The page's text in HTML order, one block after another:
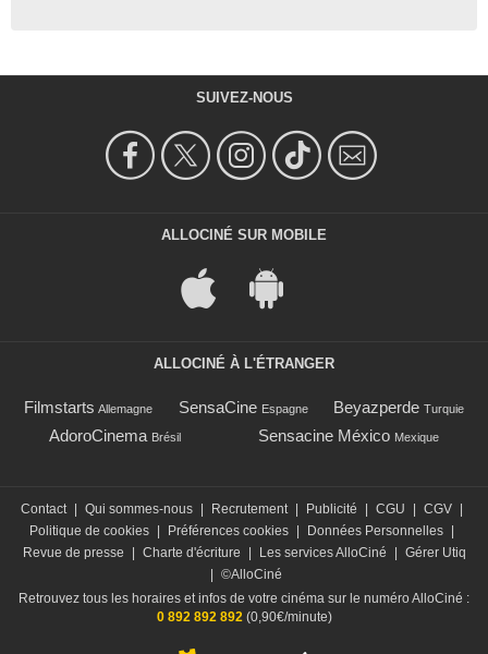
SUIVEZ-NOUS
ALLOCINÉ SUR MOBILE
ALLOCINÉ À L'ÉTRANGER
Filmstarts Allemagne SensaCine Espagne Beyazperde Turquie
AdoroCinema Brésil Sensacine México Mexique
Contact | Qui sommes-nous | Recrutement | Publicité | CGU | CGV |
Politique de cookies | Préférences cookies | Données Personnelles |
Revue de presse
| Charte d'écriture | Les services AlloCiné | Gérer Utiq
| ©AlloCiné
Retrouvez tous les horaires et infos de votre cinéma sur le numéro AlloCiné :
0 892 892 892 (0,90€/minute)